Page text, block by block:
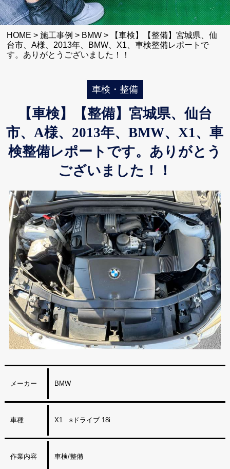
HOME >施工事例 > BMW >
【車検】【整備】宮城県、仙
台市、A様、2013年、BMW、X1、車検整備レポートで
す。ありがとうございました！！
車検・整備
【車検】【整備】宮城県、仙台
市、A様、2013年、BMW、X1、車
検整備レポートです。ありがとう
ございました！！
メーカー BMW
車種 X1 sドライブ 18i
作業内容 車検/整備